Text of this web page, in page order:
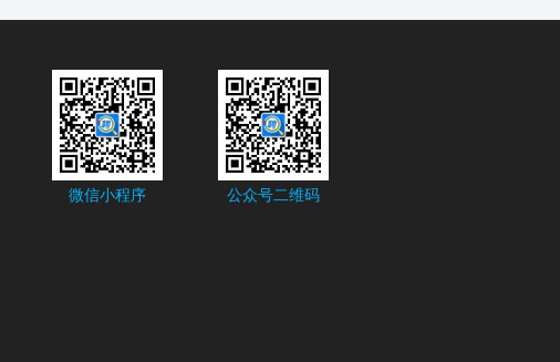
微信小程序 公众号二维码